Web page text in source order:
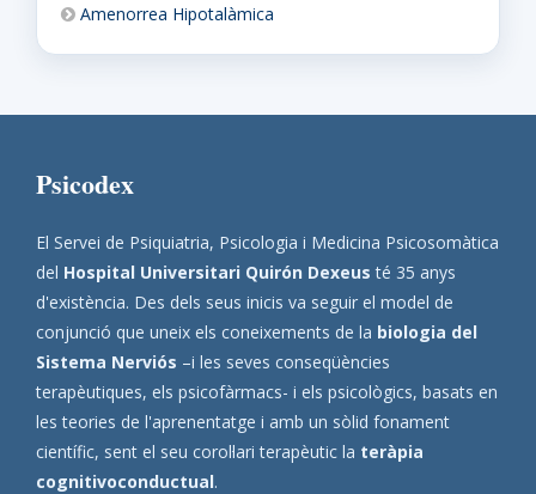
Amenorrea Hipotalàmica
Psicodex
El Servei de Psiquiatria, Psicologia i Medicina Psicosomàtica
del Hospital Universitari Quirón Dexeus té 35 anys
d'existència. Des dels seus inicis va seguir el model de
conjunció que uneix els coneixements de la biologia del
Sistema Nerviós –i les seves conseqüències
terapèutiques, els psicofàrmacs- i els psicològics, basats en
les teories de l'aprenentatge i amb un sòlid fonament
científic, sent el seu corol·lari terapèutic la teràpia
cognitivoconductual.